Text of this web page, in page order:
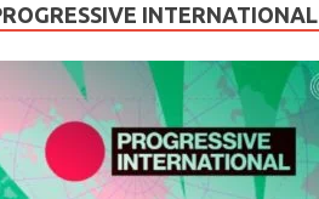
INTERNATIONAL